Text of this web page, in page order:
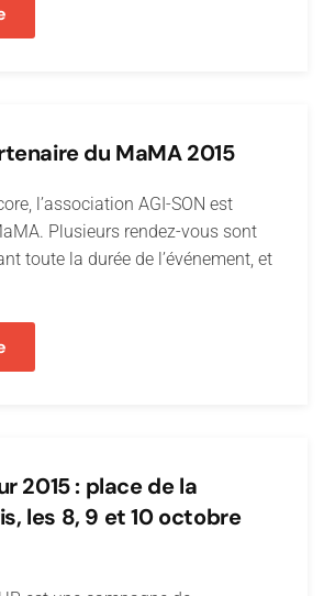
du MaMA 2015
l’association AGI-SON est
Plusieurs rendez-vous sont
toute la durée de l’événement, et
2015 : place de la
les 8, 9 et 10 octobre